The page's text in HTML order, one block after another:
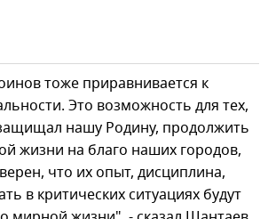
тоже приравнивается к
Это возможность для тех,
нашу Родину, продолжить
жизни на благо наших городов,
что их опыт, дисциплина,
в критических ситуациях будут